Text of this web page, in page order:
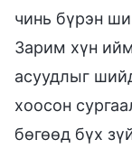
чинь бүрэн
Зарим хүн
асуудлыг
хоосон
бөгөөд бүх